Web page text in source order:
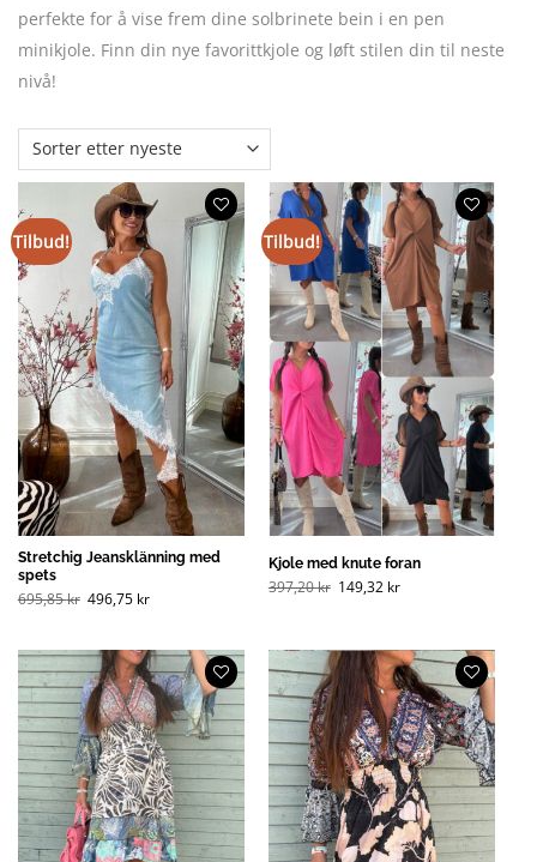
perfekte for å vise frem dine solbrinete bein i en pen
minikjole. Finn din nye favorittkjole og løft stilen din til neste
nivå!
Tilbud!
Stretchig Jeansklänning med
spets
695,85kr Opprinnelig
pris
(NOK).
496,75 krNåværende
(NOK).
Tilbud!
Kjole med knute foran
397,20kr Opprinnelig
pris
149,32 krNåværende